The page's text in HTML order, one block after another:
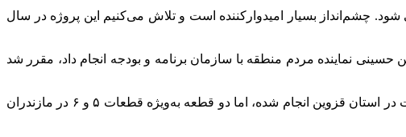
چشم‌انداز بسیار امیدوارکننده است و تلاش می‌کنیم این پروژه در سال
نماینده مردم منطقه با سازمان برنامه و بودجه انجام داد، مقرر شد
وی همچنین پروژه تنکابن–قزوین–الموت را از دیگر طرح‌های دارای اهمیت و ملی توصیف کرد و گفت: اکنون بخش زیادی از عملیات در استان قزوین انجام شده، اما دو قطعه به‌ویژه قطعات ۵ و ۶ در مازندران